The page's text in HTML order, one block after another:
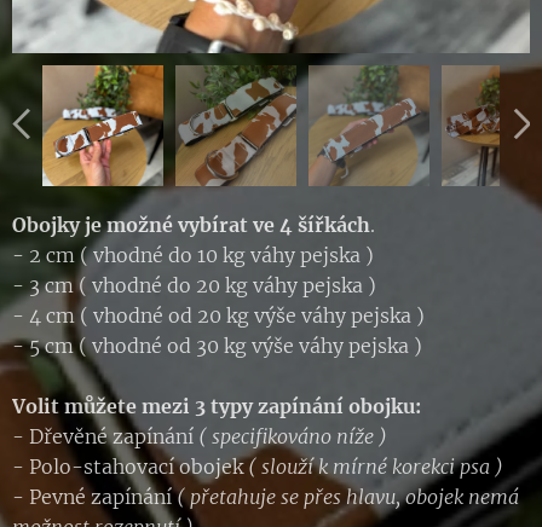
Obojky je možné vybírat ve 4 šířkách.
- 2 cm ( vhodné do 10 kg váhy pejska )
- 3 cm ( vhodné do 20 kg váhy pejska )
- 4 cm ( vhodné od 20 kg výše váhy pejska )
- 5 cm ( vhodné od 30 kg výše váhy pejska )
Volit můžete mezi 3 typy zapínání obojku:
- Dřevěné zapínání ( specifikováno níže )
- Polo-stahovací obojek( slouží k mírné korekci psa )
- Pevné zapínání( přetahuje se přes hlavu, obojek nemá